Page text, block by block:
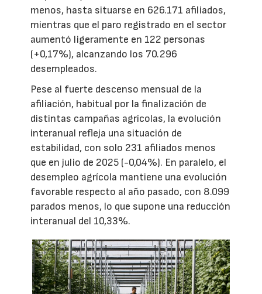
menos, hasta situarse en 626.171 afiliados,
mientras que el paro registrado en el sector
aumentó ligeramente en 122 personas
(+0,17%), alcanzando los 70.296
desempleados.
Pese al fuerte descenso mensual de la
afiliación, habitual por la finalización de
distintas campañas agrícolas, la evolución
interanual refleja una situación de
estabilidad, con solo 231 afiliados menos
que en julio de 2025 (-0,04%). En paralelo, el
desempleo agrícola mantiene una evolución
favorable respecto al año pasado, con 8.099
parados menos, lo que supone una reducción
interanual del 10,33%.